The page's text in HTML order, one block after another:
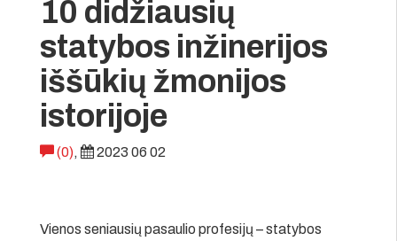
10 didžiausių
statybos inžinerijos
iššūkių žmonijos
istorijoje
(0), 2023 06 02
Vienos seniausių pasaulio profesijų – statybos